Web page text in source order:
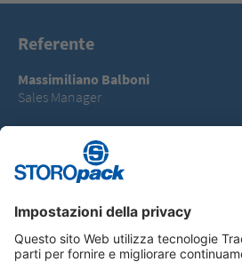
Referente
Massimiliano Balboni
Sales Manager
40010 Bentivoglio (BO)
T +393356077726
Massimiliano.balboni@storopack.com